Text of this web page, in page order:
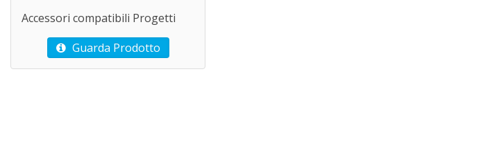
Accessori compatibili Progetti
Guarda Prodotto